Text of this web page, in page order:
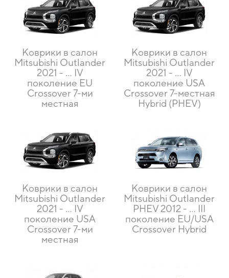
Коврики в салон
Mitsubishi Outlander
2021 - … IV
поколение EU
Crossover 7-ми
местная
Коврики в салон
Mitsubishi Outlander
2021 - … IV
поколение USA
Crossover 7-местная
Hybrid (PHEV)
Коврики в салон
Mitsubishi Outlander
2021 - … IV
поколение USA
Crossover 7-ми
местная
Коврики в салон
Mitsubishi Outlander
PHEV 2012 - … III
поколение EU/USA
Crossover Hybrid